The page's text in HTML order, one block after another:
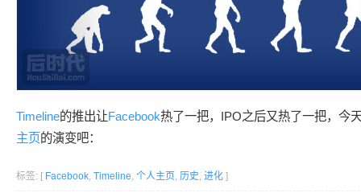
Timeline的推出让Facebook热了一把，IPO之后又热了一把，今
主页的演变吧：
标签: [ Facebook, Timeline, 个人主页, 历史, 进化 ]